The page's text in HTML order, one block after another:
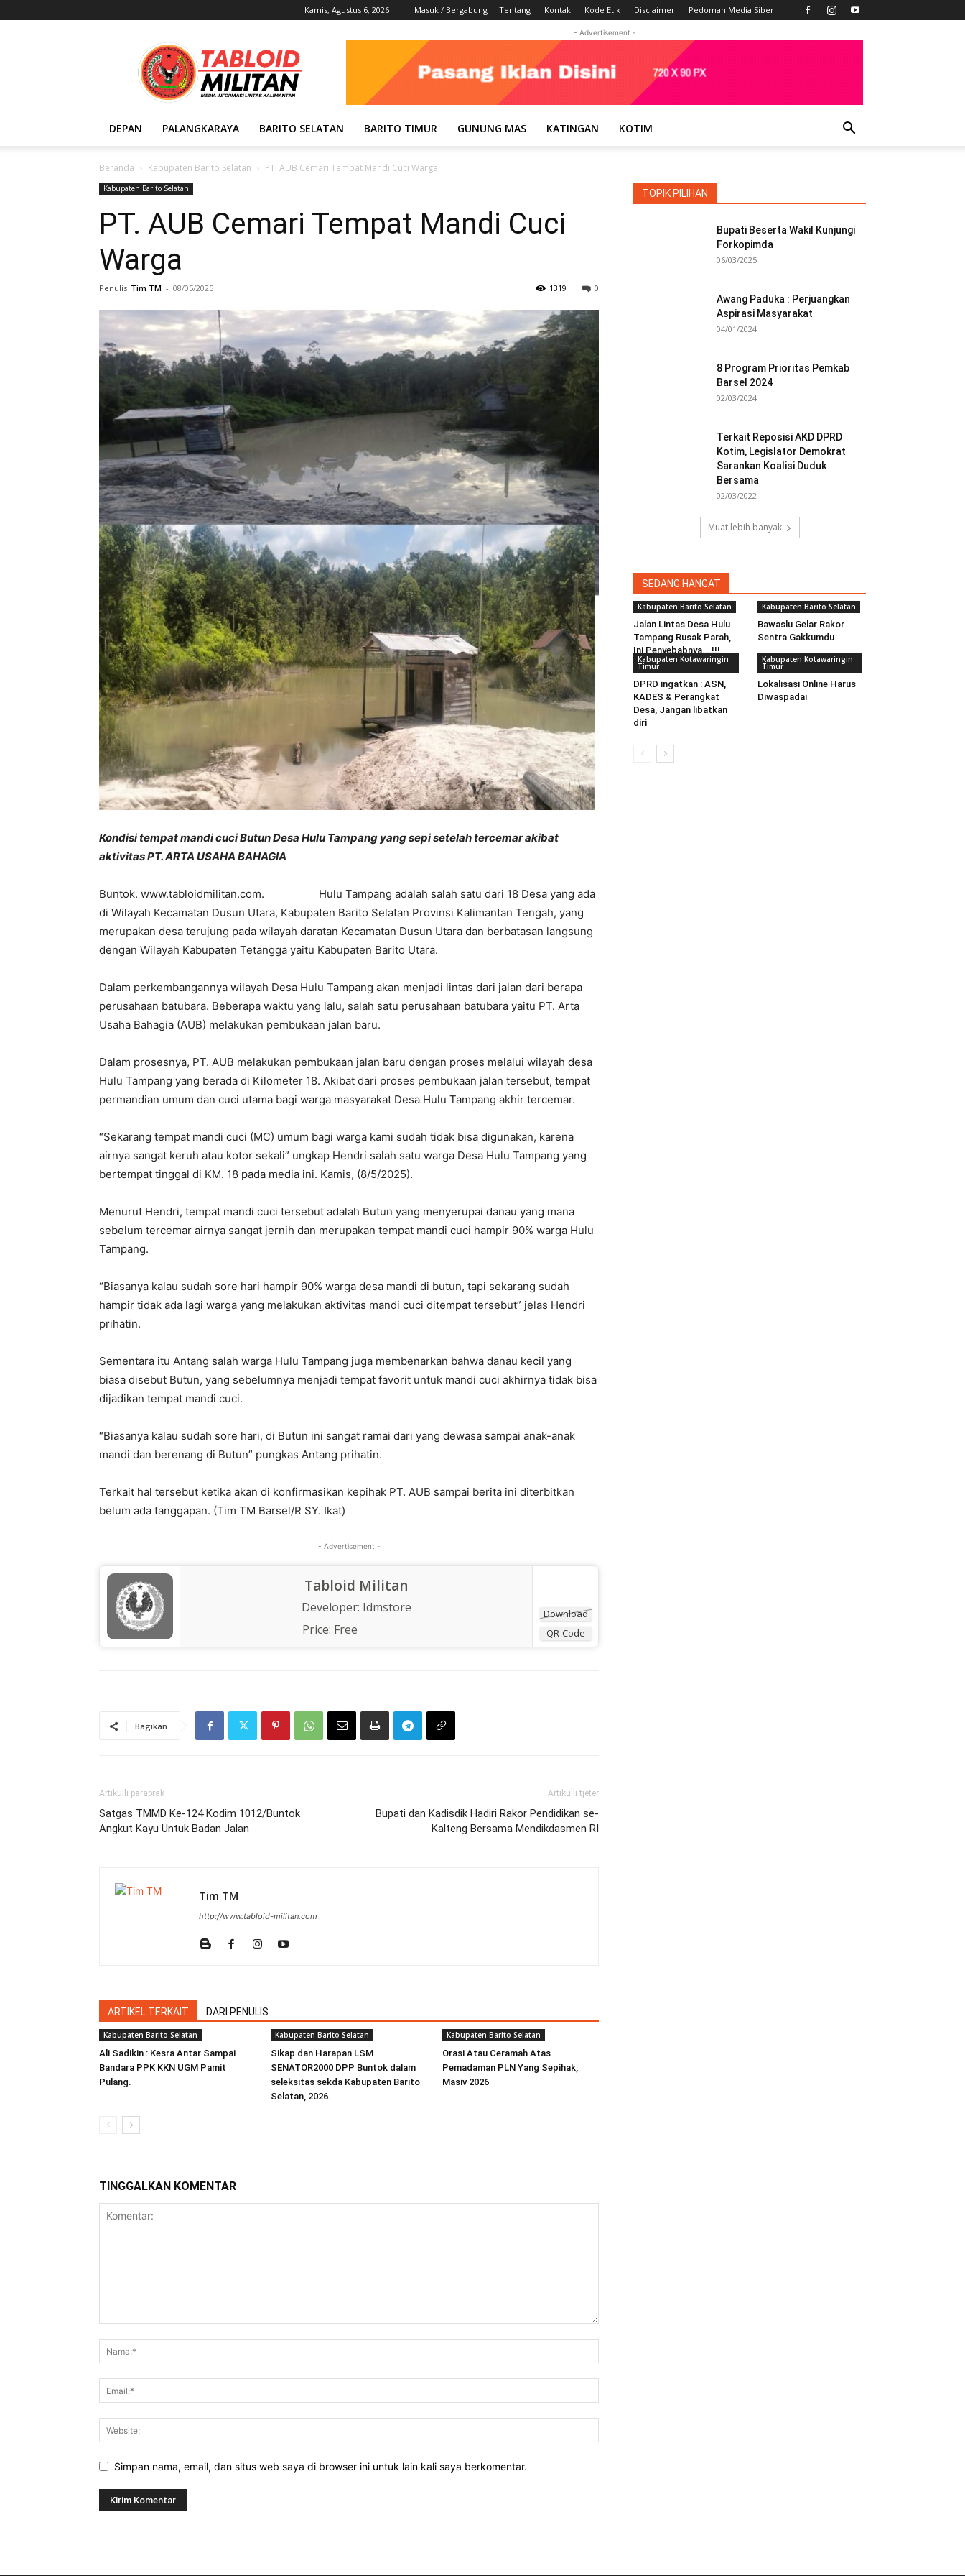
Kamis, Agustus 6, 2026 Masuk / Bergabung Tentang Kontak Kode Etik Disclaimer Pedoman Media Siber
Tabloid
Militan
- Advertisement -
DEPAN PALANGKARAYA BARITO SELATAN BARITO TIMUR GUNUNG MAS KATINGAN KOTIM
Beranda Kabupaten Barito Selatan PT. AUB Cemari Tempat Mandi Cuci Warga
Kabupaten Barito Selatan
PT. AUB Cemari Tempat Mandi Cuci
Warga
Penulis Tim TM - 08/05/2025 0
1319
Kondisi tempat mandi cuci Butun Desa Hulu Tampang yang sepi setelah tercemar akibat
aktivitas PT. ARTA USAHA BAHAGIA
Buntok. www.tabloidmilitan.com. Hulu Tampang adalah salah satu dari 18 Desa yang ada
di Wilayah Kecamatan Dusun Utara, Kabupaten Barito Selatan Provinsi Kalimantan Tengah, yang
merupakan desa terujung pada wilayah daratan Kecamatan Dusun Utara dan berbatasan langsung
dengan Wilayah Kabupaten Tetangga yaitu Kabupaten Barito Utara.
Dalam perkembangannya wilayah Desa Hulu Tampang akan menjadi lintas dari jalan dari berapa
perusahaan batubara. Beberapa waktu yang lalu, salah satu perusahaan batubara yaitu PT. Arta
Usaha Bahagia (AUB) melakukan pembukaan jalan baru.
Dalam prosesnya, PT. AUB melakukan pembukaan jalan baru dengan proses melalui wilayah desa
Hulu Tampang yang berada di Kilometer 18. Akibat dari proses pembukaan jalan tersebut, tempat
permandian umum dan cuci utama bagi warga masyarakat Desa Hulu Tampang akhir tercemar.
“Sekarang tempat mandi cuci (MC) umum bagi warga kami sudah tidak bisa digunakan, karena
airnya sangat keruh atau kotor sekali” ungkap Hendri salah satu warga Desa Hulu Tampang yang
bertempat tinggal di KM. 18 pada media ini. Kamis, (8/5/2025).
Menurut Hendri, tempat mandi cuci tersebut adalah Butun yang menyerupai danau yang mana
sebelum tercemar airnya sangat jernih dan merupakan tempat mandi cuci hampir 90% warga Hulu
Tampang.
“Biasanya kalau sudah sore hari hampir 90% warga desa mandi di butun, tapi sekarang sudah
hampir tidak ada lagi warga yang melakukan aktivitas mandi cuci ditempat tersebut” jelas Hendri
prihatin.
Sementara itu Antang salah warga Hulu Tampang juga membenarkan bahwa danau kecil yang
biasa disebut Butun, yang sebelumnya menjadi tempat favorit untuk mandi cuci akhirnya tidak bisa
dijadikan tempat mandi cuci.
“Biasanya kalau sudah sore hari, di Butun ini sangat ramai dari yang dewasa sampai anak-anak
mandi dan berenang di Butun” pungkas Antang prihatin.
Terkait hal tersebut ketika akan di konfirmasikan kepihak PT. AUB sampai berita ini diterbitkan
belum ada tanggapan. (Tim TM Barsel/R SY. Ikat)
- Advertisement -
Download
QR-Code
Tabloid Militan
Developer: Idmstore
Price: Free
Bagikan
Artikulli paraprak
Satgas TMMD Ke-124 Kodim 1012/Buntok
Angkut Kayu Untuk Badan Jalan
Artikulli tjetër
Bupati dan Kadisdik Hadiri Rakor Pendidikan se-
Kalteng Bersama Mendikdasmen RI
Tim TM
http://www.tabloid-militan.com
ARTIKEL TERKAIT DARI PENULIS
Kabupaten Barito Selatan
Ali Sadikin : Kesra Antar Sampai
Bandara PPK KKN UGM Pamit
Pulang.
Kabupaten Barito Selatan
Sikap dan Harapan LSM
SENATOR2000 DPP Buntok dalam
seleksitas sekda Kabupaten Barito
Selatan, 2026.
Kabupaten Barito Selatan
Orasi Atau Ceramah Atas
Pemadaman PLN Yang Sepihak,
Masiv 2026
TINGGALKAN KOMENTAR
Simpan nama, email, dan situs web saya di browser ini untuk lain kali saya berkomentar.
TOPIK PILIHAN
Bupati Beserta Wakil Kunjungi
Forkopimda
06/03/2025
Awang Paduka : Perjuangkan
Aspirasi Masyarakat
04/01/2024
8 Program Prioritas Pemkab
Barsel 2024
02/03/2024
Terkait Reposisi AKD DPRD
Kotim, Legislator Demokrat
Sarankan Koalisi Duduk
Bersama
02/03/2022
Muat lebih banyak
SEDANG HANGAT
Kabupaten Barito Selatan
Jalan Lintas Desa Hulu
Tampang Rusak Parah,
Ini Penyebabnya….!!!
Kabupaten Barito Selatan
Bawaslu Gelar Rakor
Sentra Gakkumdu
Kabupaten Kotawaringin
Timur
DPRD ingatkan : ASN,
KADES & Perangkat
Desa, Jangan libatkan
diri
Kabupaten Kotawaringin
Timur
Lokalisasi Online Harus
Diwaspadai